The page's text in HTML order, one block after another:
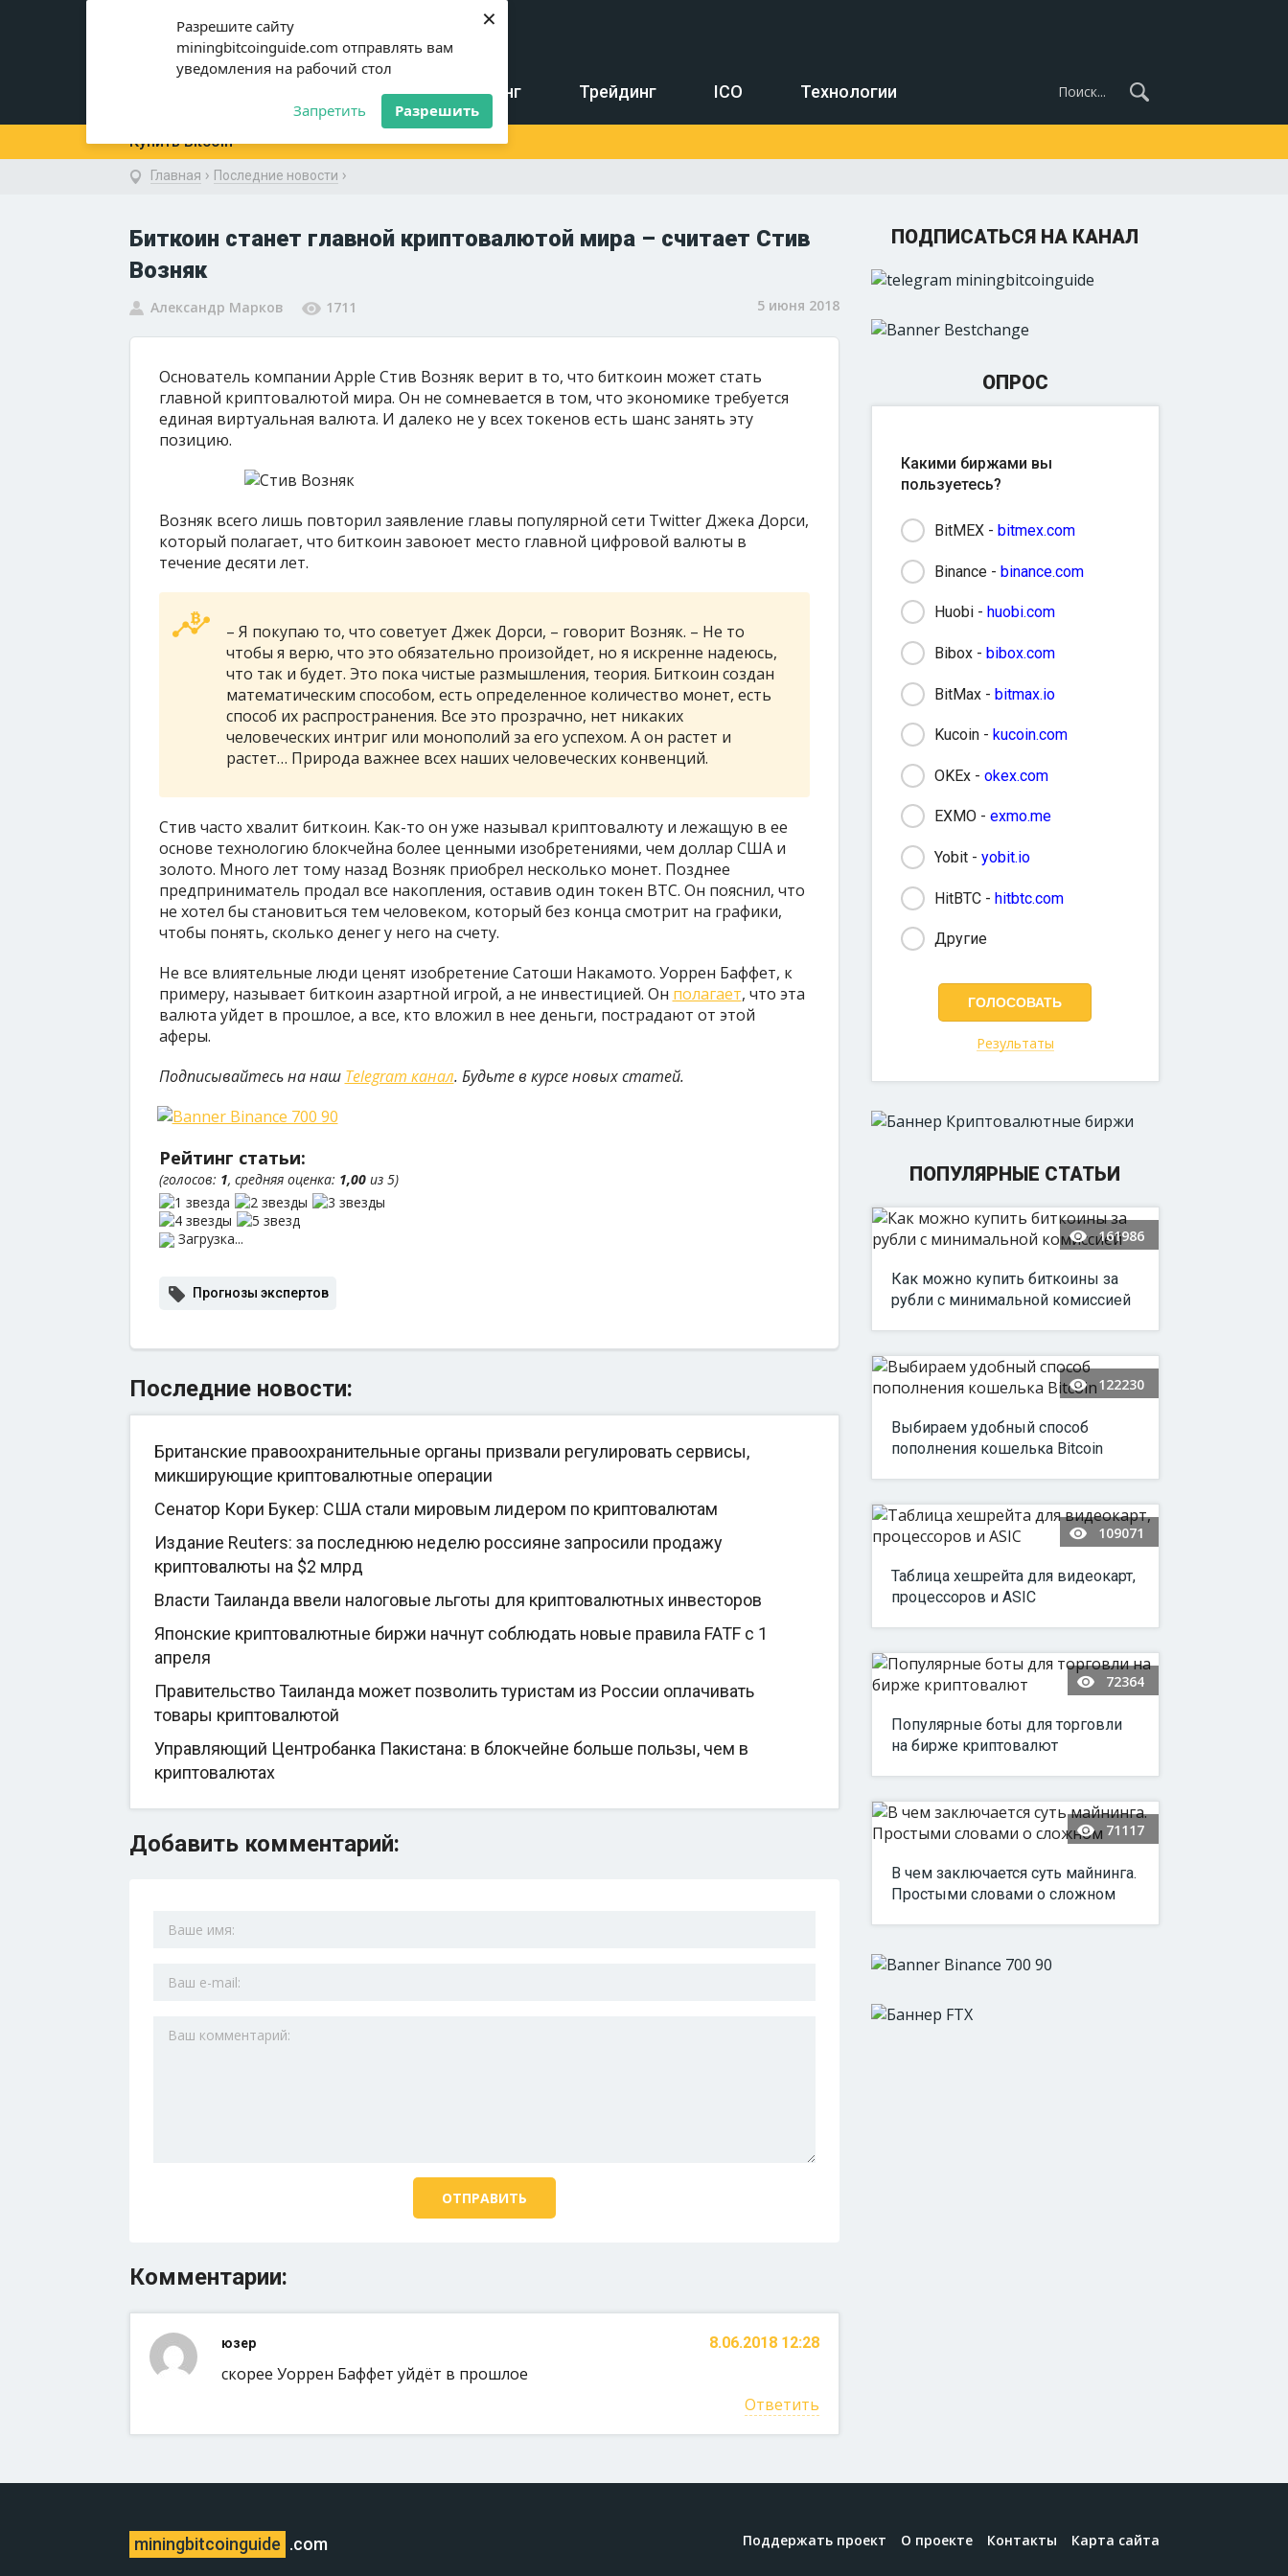
Разрешите сайту
miningbitcoinguide.com отправлять вам
уведомления на рабочий стол
Запретить Разрешить
×
miningbitcoinguide .com
Криптовалюты Майнинг Трейдинг ICO Технологии
Купить Bitcoin
Главная › Последние новости ›
Биткоин станет главной криптовалютой мира – считает Стив
Возняк
Александр Марков 1711 5 июня 2018
Основатель компании Apple Стив Возняк верит в то, что биткоин может стать
главной криптовалютой мира. Он не сомневается в том, что экономике требуется
единая виртуальная валюта. И далеко не у всех токенов есть шанс занять эту
позицию.
Возняк всего лишь повторил заявление главы популярной сети Twitter Джека Дорси,
который полагает, что биткоин завоюет место главной цифровой валюты в
течение десяти лет.
– Я покупаю то, что советует Джек Дорси, – говорит Возняк. – Не то
чтобы я верю, что это обязательно произойдет, но я искренне надеюсь,
что так и будет. Это пока чистые размышления, теория. Биткоин создан
математическим способом, есть определенное количество монет, есть
способ их распространения. Все это прозрачно, нет никаких
человеческих интриг или монополий за его успехом. А он растет и
растет… Природа важнее всех наших человеческих конвенций.
Стив часто хвалит биткоин. Как-то он уже называл криптовалюту и лежащую в ее
основе технологию блокчейна более ценными изобретениями, чем доллар США и
золото. Много лет тому назад Возняк приобрел несколько монет. Позднее
предприниматель продал все накопления, оставив один токен BTC. Он пояснил, что
не хотел бы становиться тем человеком, который без конца смотрит на графики,
чтобы понять, сколько денег у него на счету.
Не все влиятельные люди ценят изобретение Сатоши Накамото. Уоррен Баффет, к
примеру, называет биткоин азартной игрой, а не инвестицией. Он полагает, что эта
валюта уйдет в прошлое, а все, кто вложил в нее деньги, пострадают от этой
аферы.
Подписывайтесь на наш Telegram канал. Будьте в курсе новых статей.
Рейтинг статьи:
(голосов: 1, средняя оценка: 1,00из 5)
Загрузка...
Прогнозы экспертов
Последние новости:
Британские правоохранительные органы призвали регулировать сервисы,
микширующие криптовалютные операции
Сенатор Кори Букер: США стали мировым лидером по криптовалютам
Издание Reuters: за последнюю неделю россияне запросили продажу
криптовалюты на $2 млрд
Власти Таиланда ввели налоговые льготы для криптовалютных инвесторов
Японские криптовалютные биржи начнут соблюдать новые правила FATF с 1
апреля
Правительство Таиланда может позволить туристам из России оплачивать
товары криптовалютой
Управляющий Центробанка Пакистана: в блокчейне больше пользы, чем в
криптовалютах
Добавить комментарий:
Комментарии:
юзер 8.06.2018 12:28
скорее Уоррен Баффет уйдёт в прошлое
Ответить
ПОДПИСАТЬСЯ НА КАНАЛ
ОПРОС
Какими биржами вы
пользуетесь?
BitMEX - bitmex.com
Binance - binance.com
Huobi - huobi.com
Bibox - bibox.com
BitMax - bitmax.io
Kucoin - kucoin.com
OKEx - okex.com
EXMO - exmo.me
Yobit - yobit.io
HitBTC - hitbtc.com
Другие
Результаты
ПОПУЛЯРНЫЕ СТАТЬИ
161986
Как можно купить биткоины за
рубли с минимальной комиссией
122230
Выбираем удобный способ
пополнения кошелька Bitcoin
109071
Таблица хешрейта для видеокарт,
процессоров и ASIC
72364
Популярные боты для торговли
на бирже криптовалют
71117
В чем заключается суть майнинга.
Простыми словами о сложном
miningbitcoinguide .com Поддержать проект О проекте Контакты Карта сайта